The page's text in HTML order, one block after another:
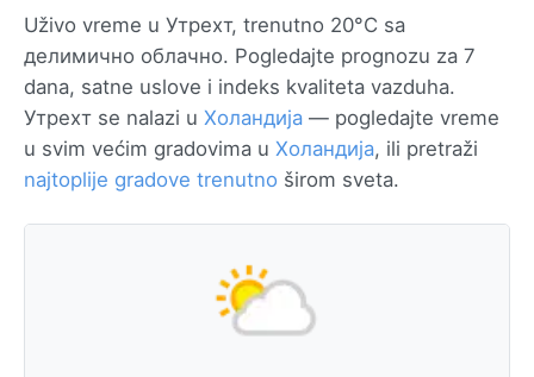
Uživo vreme u Утрехт, trenutno 20°C sa
делимично облачно. Pogledajte prognozu za 7
dana, satne uslove i indeks kvaliteta vazduha.
Утрехт se nalazi u Холандија — pogledajte vreme
u svim većim gradovima u Холандија, ili pretraži
najtoplije gradove trenutno širom sveta.